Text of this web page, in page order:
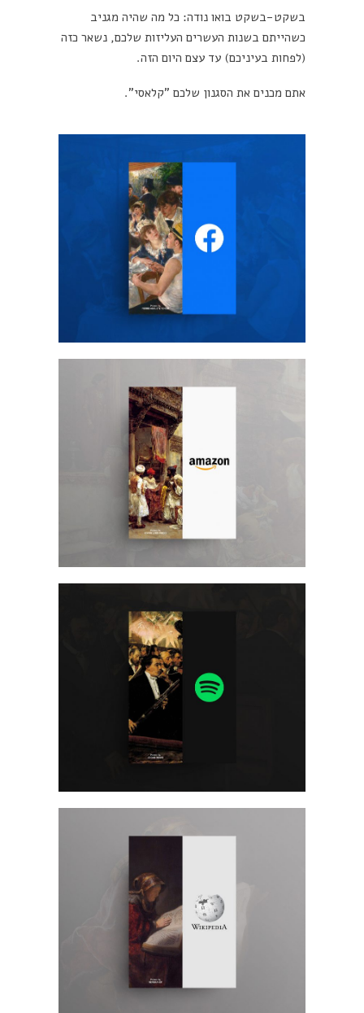
בשקט-בשקט בואו נודה: כל מה שהיה מגניב
כשהייתם בשנות העשרים העליזות שלכם, נשאר כזה
(לפחות בעיניכם) עד עצם היום הזה.
אתם מכנים את הסגנון שלכם "קלאסי".